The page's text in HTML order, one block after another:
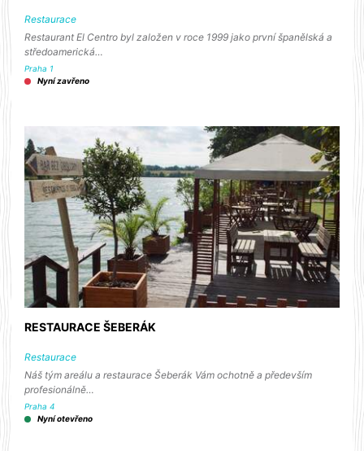
Restaurace
Restaurant El Centro byl založen v roce 1999 jako první španělská a
středoamerická…
Praha 1
Nyní zavřeno
RESTAURACE ŠEBERÁK
Restaurace
Náš tým areálu a restaurace Šeberák Vám ochotně a především
profesionálně…
Praha 4
Nyní otevřeno